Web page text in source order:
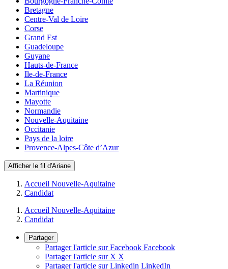
Bretagne
Centre-Val de Loire
Corse
Grand Est
Guadeloupe
Guyane
Hauts-de-France
Ile-de-France
La Réunion
Martinique
Mayotte
Normandie
Nouvelle-Aquitaine
Occitanie
Pays de la loire
Provence-Alpes-Côte d’Azur
Afficher le fil d'Ariane
Accueil Nouvelle-Aquitaine
Candidat
Accueil Nouvelle-Aquitaine
Candidat
Partager
Partager l'article sur Facebook Facebook
Partager l'article sur X X
Partager l'article sur Linkedin LinkedIn